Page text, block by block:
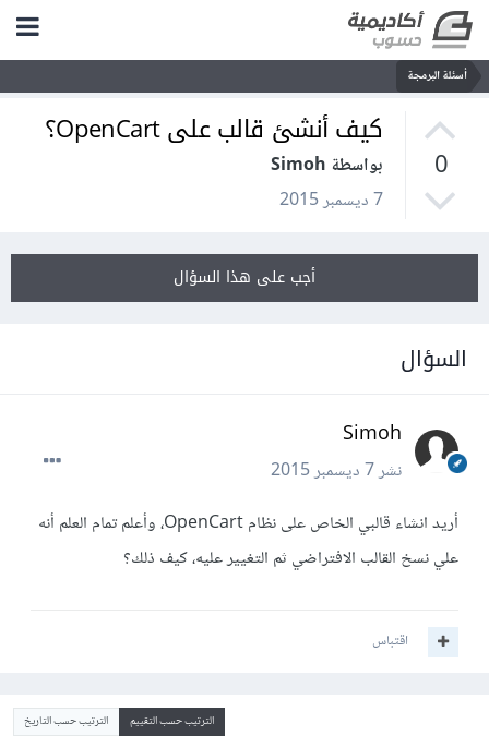
أسئلة البرمجة
0
كيف أنشئ قالب على OpenCart؟
بواسطة Simoh
7 ديسمبر 2015
أجب على هذا السؤال
السؤال
Simoh
نشر7 ديسمبر 2015
أريد انشاء قالبي الخاص على نظام OpenCart، وأعلم تمام العلم أنه
علي نسخ القالب الافتراضي ثم التغيير عليه، كيف ذلك؟
اقتباس
الترتيب حسب التقييم الترتيب حسب التاريخ